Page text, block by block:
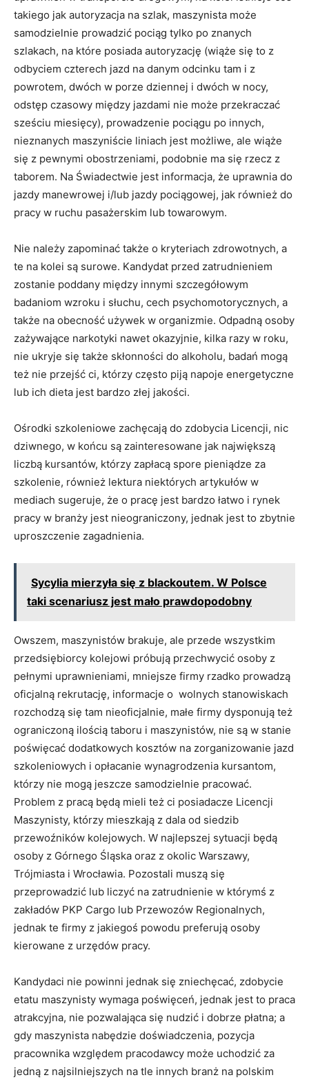
takiego jak autoryzacja na szlak, maszynista może
samodzielnie prowadzić pociąg tylko po znanych
szlakach, na które posiada autoryzację (wiąże się to z
odbyciem czterech jazd na danym odcinku tam i z
powrotem, dwóch w porze dziennej i dwóch w nocy,
odstęp czasowy między jazdami nie może przekraczać
sześciu miesięcy), prowadzenie pociągu po innych,
nieznanych maszyniście liniach jest możliwe, ale wiąże
się z pewnymi obostrzeniami, podobnie ma się rzecz z
taborem. Na Świadectwie jest informacja, że uprawnia do
jazdy manewrowej i/lub jazdy pociągowej, jak również do
pracy w ruchu pasażerskim lub towarowym.
Nie należy zapominać także o kryteriach zdrowotnych, a
te na kolei są surowe. Kandydat przed zatrudnieniem
zostanie poddany między innymi szczegółowym
badaniom wzroku i słuchu, cech psychomotorycznych, a
także na obecność używek w organizmie. Odpadną osoby
zażywające narkotyki nawet okazyjnie, kilka razy w roku,
nie ukryje się także skłonności do alkoholu, badań mogą
też nie przejść ci, którzy często piją napoje energetyczne
lub ich dieta jest bardzo złej jakości.
Ośrodki szkoleniowe zachęcają do zdobycia Licencji, nic
dziwnego, w końcu są zainteresowane jak największą
liczbą kursantów, którzy zapłacą spore pieniądze za
szkolenie, również lektura niektórych artykułów w
mediach sugeruje, że o pracę jest bardzo łatwo i rynek
pracy w branży jest nieograniczony, jednak jest to zbytnie
uproszczenie zagadnienia.
Sycylia mierzyła się z blackoutem. W Polsce
taki scenariusz jest mało prawdopodobny
Owszem, maszynistów brakuje, ale przede wszystkim
przedsiębiorcy kolejowi próbują przechwycić osoby z
pełnymi uprawnieniami, mniejsze firmy rzadko prowadzą
oficjalną rekrutację, informacje o wolnych stanowiskach
rozchodzą się tam nieoficjalnie, małe firmy dysponują też
ograniczoną ilością taboru i maszynistów, nie są w stanie
poświęcać dodatkowych kosztów na zorganizowanie jazd
szkoleniowych i opłacanie wynagrodzenia kursantom,
którzy nie mogą jeszcze samodzielnie pracować.
Problem z pracą będą mieli też ci posiadacze Licencji
Maszynisty, którzy mieszkają z dala od siedzib
przewoźników kolejowych. W najlepszej sytuacji będą
osoby z Górnego Śląska oraz z okolic Warszawy,
Trójmiasta i Wrocławia. Pozostali muszą się
przeprowadzić lub liczyć na zatrudnienie w którymś z
zakładów PKP Cargo lub Przewozów Regionalnych,
jednak te firmy z jakiegoś powodu preferują osoby
kierowane z urzędów pracy.
Kandydaci nie powinni jednak się zniechęcać, zdobycie
etatu maszynisty wymaga poświęceń, jednak jest to praca
atrakcyjna, nie pozwalająca się nudzić i dobrze płatna; a
gdy maszynista nabędzie doświadczenia, pozycja
pracownika względem pracodawcy może uchodzić za
jedną z najsilniejszych na tle innych branż na polskim